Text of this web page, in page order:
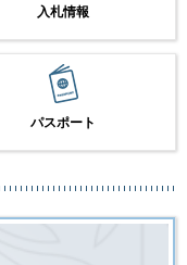
入札情報
パスポート